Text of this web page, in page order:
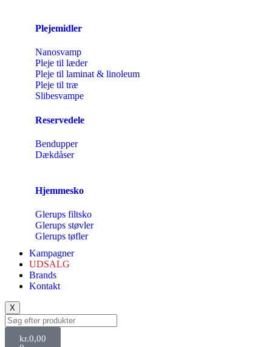
Plejemidler
Nanosvamp
Pleje til læder
Pleje til laminat & linoleum
Pleje til træ
Slibesvampe
Reservedele
Bendupper
Dækdåser
Hjemmesko
Glerups filtsko
Glerups støvler
Glerups tøfler
Kampagner
UDSALG
Brands
Kontakt
X
kr.0,00